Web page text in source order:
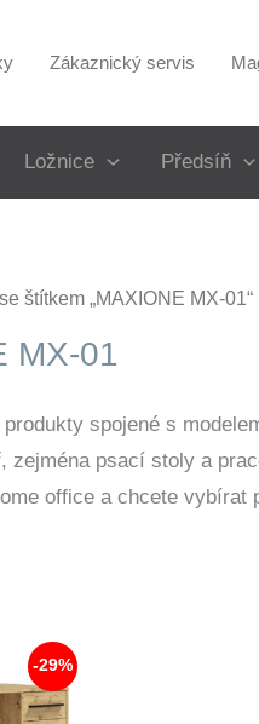
Zákaznický servis
Ložnice Předsíň
štítkem „MAXIONE MX-01“
MX-01
spojené s
zejména psací stoly a
office a chcete vybírat
-29%